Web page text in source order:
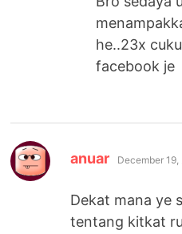
he..23x
facebook je
anuar says:
December
Dekat mana ye
tentang kitkat